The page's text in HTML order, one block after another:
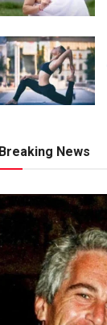
Breaking News